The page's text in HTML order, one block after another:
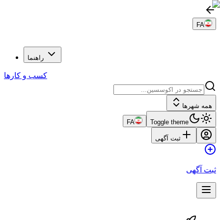
FA
راهنما
کسب و کارها
همه شهرها
Toggle theme
FA
ثبت آگهی
ثبت آگهی